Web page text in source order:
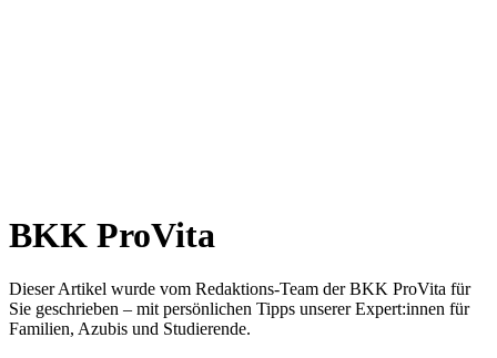
BKK ProVita
Dieser Artikel wurde vom Redaktions-Team der BKK ProVita für
Sie geschrieben – mit persönlichen Tipps unserer Expert:innen für
Familien, Azubis und Studierende.